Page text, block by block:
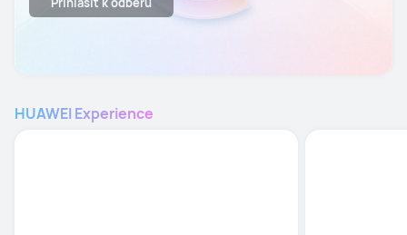
Souhlasím se zasíláním personalizovaných obchodních sdělení
elektronickou cestou na mnou uvedenou e-mailovou adresu,
HUAWEI Experience